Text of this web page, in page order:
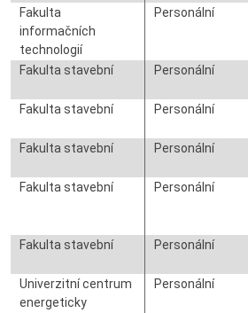
Fakulta
informačních
technologií
Personální
Fakulta stavební Personální
Fakulta stavební
Personální
Fakulta stavební
Personální
Fakulta stavební
Personální
Fakulta stavební
Personální
Univerzitní centrum
energeticky
Personální